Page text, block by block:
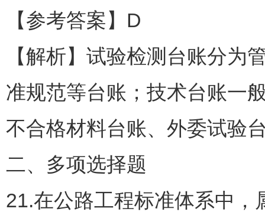
【参考答案】D
【解析】试验检测台账分为
准规范等台账；技术台账一
不合格材料台账、外委试验
二、多项选择题
21.在公路工程标准体系中